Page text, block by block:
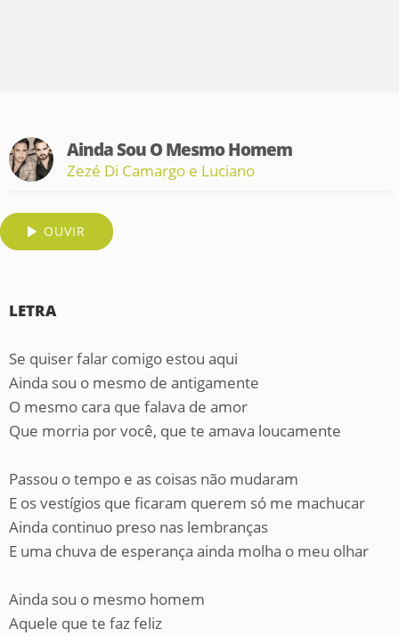
Ainda Sou O Mesmo Homem
Zezé Di Camargo e Luciano
OUVIR
LETRA
Se quiser falar comigo estou aqui
Ainda sou o mesmo de antigamente
O mesmo cara que falava de amor
Que morria por você, que te amava loucamente
Passou o tempo e as coisas não mudaram
E os vestígios que ficaram querem só me machucar
Ainda continuo preso nas lembranças
E uma chuva de esperança ainda molha o meu olhar
Ainda sou o mesmo homem
Aquele que te faz feliz